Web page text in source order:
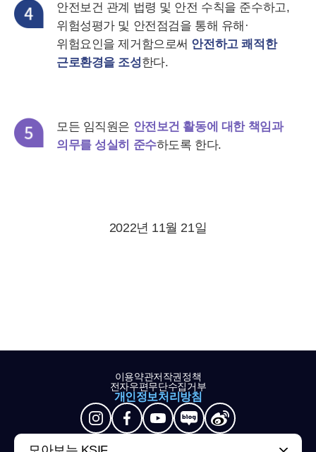
안전보건 관계 법령 및 안전 수칙을 준수하고,
위험성평가 및 안전점검을 통해 유해·
위험요인을 제거함으로써 안전하고 쾌적한
근로환경을 조성한다.
모든 임직원은 안전보건 활동에 대한 책임과
의무를 성실히 준수하도록 한다.
2022년 11월 21일
이용약관저작권정책
전자우편무단수집거부
개인정보처리방침